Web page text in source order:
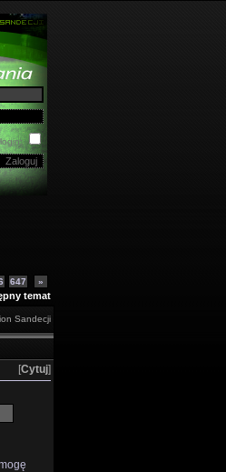
647 »
temat
Sandecji
[Cytuj]